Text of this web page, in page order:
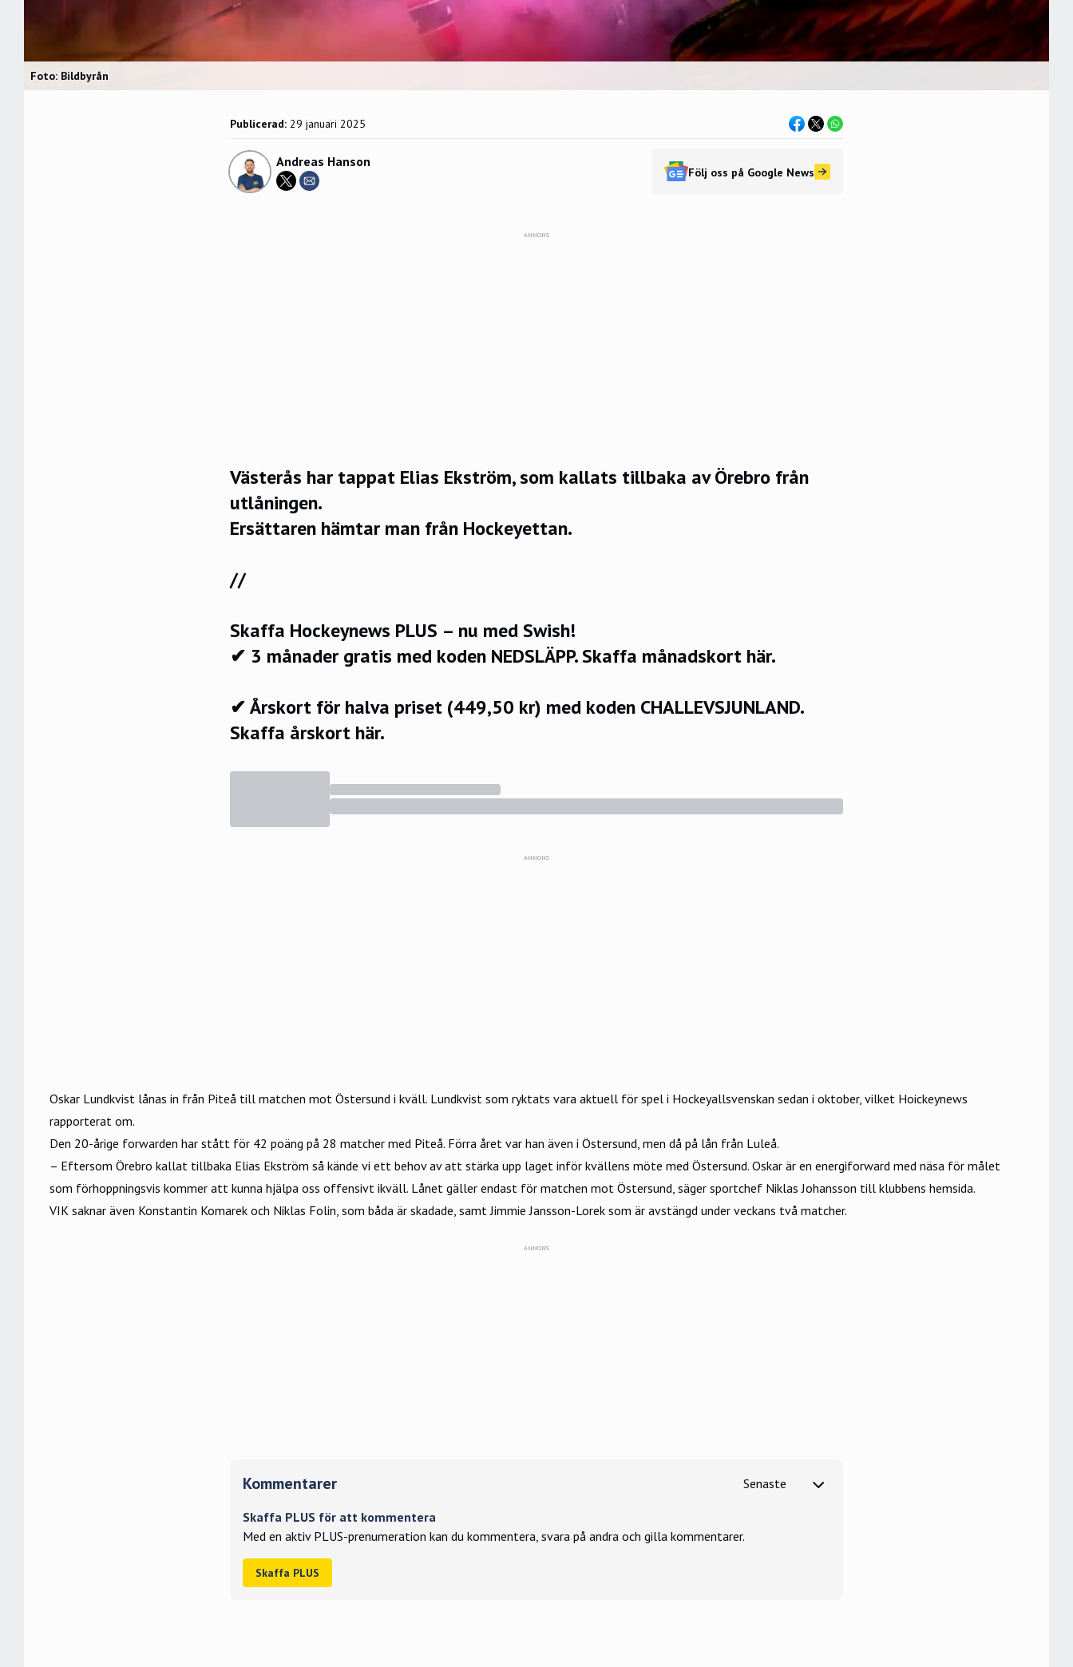
Foto: Bildbyrån
Publicerad: 29 januari 2025
Andreas Hanson
Följ oss på Google News
ANNONS
Västerås har tappat Elias Ekström, som kallats tillbaka av Örebro från
utlåningen.
Ersättaren hämtar man från Hockeyettan.
//
Skaffa Hockeynews PLUS – nu med Swish!
✔ 3 månader gratis med koden NEDSLÄPP.Skaffa månadskort här.
✔ Årskort för halva priset (449,50 kr) med koden CHALLEVSJUNLAND.
Skaffa årskort här.
ANNONS
Oskar Lundkvist lånas in från Piteå till matchen mot Östersund i kväll. Lundkvist som ryktats vara aktuell för spel i Hockeyallsvenskan sedan i oktober, vilket Hoickeynews
rapporterat om.
Den 20-årige forwarden har stått för 42 poäng på 28 matcher med Piteå. Förra året var han även i Östersund, men då på lån från Luleå.
– Eftersom Örebro kallat tillbaka Elias Ekström så kände vi ett behov av att stärka upp laget inför kvällens möte med Östersund. Oskar är en energiforward med näsa för målet
som förhoppningsvis kommer att kunna hjälpa oss offensivt ikväll. Lånet gäller endast för matchen mot Östersund, säger sportchef Niklas Johansson till klubbens hemsida.
VIK saknar även Konstantin Komarek och Niklas Folin, som båda är skadade, samt Jimmie Jansson-Lorek som är avstängd under veckans två matcher.
Kommentarer
Skaffa PLUS för att kommentera
Med en aktiv PLUS-prenumeration kan du kommentera, svara på andra och gilla kommentarer.
Skaffa PLUS